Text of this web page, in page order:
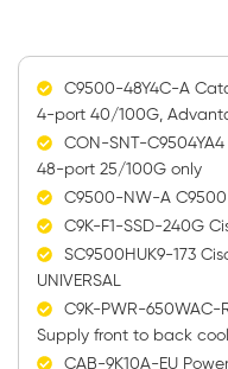
C9500-48Y4C-A
4-port 40/100G,
CON-SNT-
48-port 25/100G only
C9500-NW-A
C9K-F1-SSD-240G
SC9500HUK9-173
UNIVERSAL
C9K-PWR-650WAC-
Supply front to back
CAB-9K10A-EU